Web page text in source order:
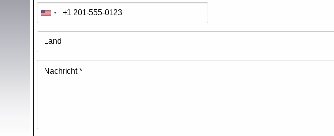
Telefonnummer
Land